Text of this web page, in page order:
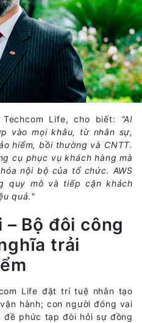
Techcom Life, cho biết: “AI
vào mọi khâu, từ nhân sự,
hiểm, bồi thường và CNTT.
cụ phục vụ khách hàng mà
nội bộ của tổ chức. AWS
quy mô và tiếp cận khách
quả."
Bộ đôi công
trải
Life đặt trí tuệ nhân tạo
hành; con người đóng vai
phức tạp đòi hỏi sự đồng